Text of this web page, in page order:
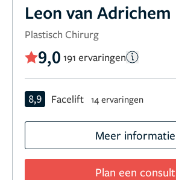
Leon van Adrichem
Plastisch Chirurg
9,0 191 ervaringen
8,9 Facelift 14 ervaringen
Meer informatie
Plan een consult